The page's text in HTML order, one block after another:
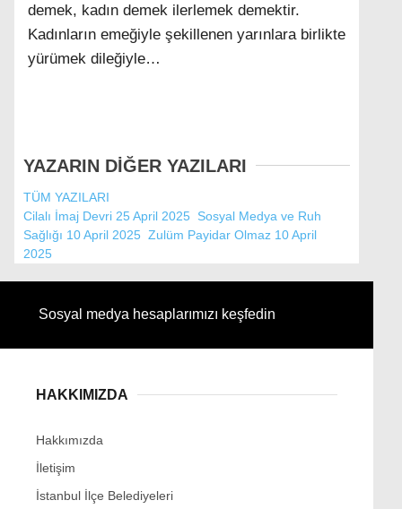
demek, kadın demek ilerlemek demektir.
Kadınların emeğiyle şekillenen yarınlara birlikte
yürümek dileğiyle…
YAZARIN DİĞER YAZILARI
TÜM YAZILARI
Cilalı İmaj Devri 25 April 2025
Sosyal Medya ve Ruh
Sağlığı 10 April 2025 Zulüm Payidar Olmaz 10 April
2025
Sosyal medya hesaplarımızı keşfedin
HAKKIMIZDA
Hakkımızda
İletişim
İstanbul İlçe Belediyeleri